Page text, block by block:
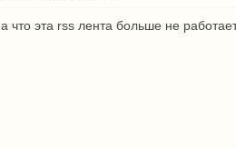
а что эта rss лента больше не